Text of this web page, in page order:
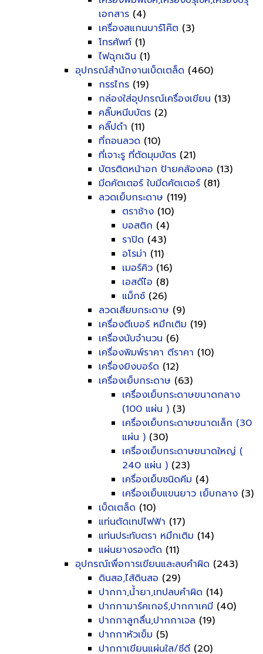
เอกสาร (4)
เครื่องสแกนบาร์โค๊ต (3)
โทรศัพท์ (1)
ไฟฉุกเฉิน (1)
อุปกรณ์สำนักงานเบ็ดเตล็ด (460)
กรรไกร (19)
กล่องใส่อุปกรณ์เครื่องเขียน (13)
คลิ๊บหนีบบัตร (2)
คลิ๊ปดำ (11)
ที่ถอนลวด (10)
ที่เจาะรู ที่ตัดมุมบัตร (21)
บัตรติดหน้าอก ป้ายคล้องคอ (13)
มีดคัตเตอร์ ใบมีดคัตเตอร์ (81)
ลวดเย็บกระดาษ (119)
ตราช้าง (10)
บอสติก (4)
ราปิด (43)
อโรม่า (11)
เมอร์คิว (16)
เอสดีไอ (8)
แม็กซ์ (26)
ลวดเสียบกระดาษ (9)
เครื่องตีเบอร์ หมึกเติม (19)
เครื่องนับจำนวน (6)
เครื่องพิมพ์ราคา ตีราคา (10)
เครื่องยิงบอร์ด (12)
เครื่องเย็บกระดาษ (63)
เครื่องเย็บกระดาษขนาดกลาง
(100 แผ่น ) (3)
เครื่องเย็บกระดาษขนาดเล็ก (30
แผ่น ) (30)
เครื่องเย็บกระดาษขนาดใหญ่ (
240 แผ่น ) (23)
เครื่องเย็บชนิดคีม (4)
เครื่องเย็บแขนยาว เย็บกลาง (3)
เบ็ดเตล็ด (10)
แท่นตัดเทปไฟฟ้า (17)
แท่นประทับตรา หมึกเติม (14)
แผ่นยางรองตัด (11)
อุปกรณ์เพื่อการเขียนและลบคำผิด (243)
ดินสอ,ไส้ดินสอ (29)
ปากกา,น้ำยา,เทปลบคำผิด (14)
ปากกามาร์คเกอร์,ปากกาเคมี (40)
ปากกาลูกลื่น,ปากกาเจล (19)
ปากกาหัวเข็ม (5)
ปากกาเขียนแผ่นใส/ซีดี (20)